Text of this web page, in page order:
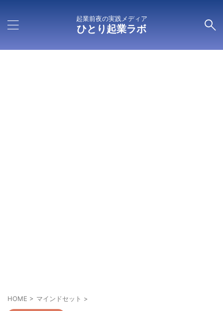
起業前夜の実践メディア
ひとり起業ラボ
HOME > マインドセット >